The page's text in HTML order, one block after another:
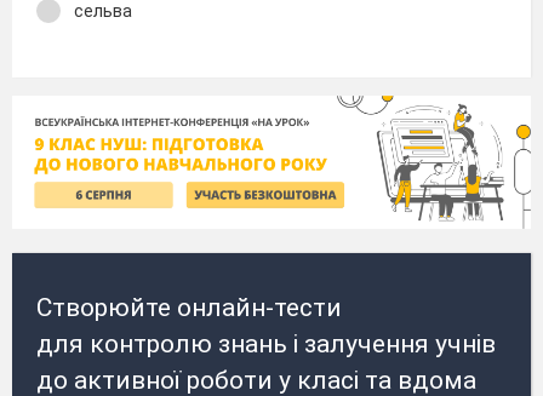
сельва
Створюйте онлайн-тести
для контролю знань і залучення учнів
до активної роботи у класі та вдома